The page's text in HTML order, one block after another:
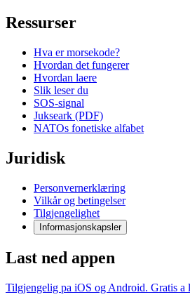
Ressurser
Hva er morsekode?
Hvordan det fungerer
Hvordan laere
Slik leser du
SOS-signal
Jukseark (PDF)
NATOs fonetiske alfabet
Juridisk
Personvernerklæring
Vilkår og betingelser
Tilgjengelighet
Informasjonskapsler
Last ned appen
Tilgjengelig pa iOS og Android. Gratis a